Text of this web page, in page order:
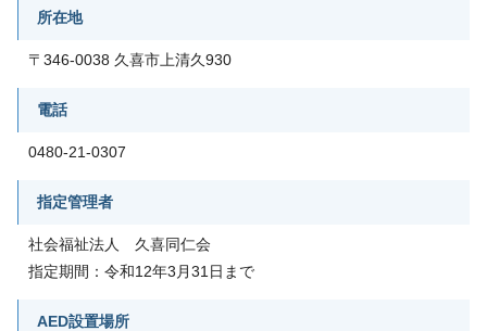
所在地
〒346-0038 久喜市上清久930
電話
0480-21-0307
指定管理者
社会福祉法人 久喜同仁会
指定期間：令和12年3月31日まで
AED設置場所